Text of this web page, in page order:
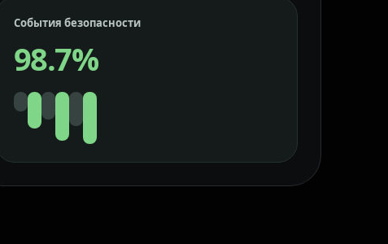
События безопасности
98.7%